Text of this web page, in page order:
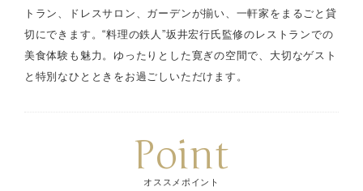
トラン、ドレスサロン、ガーデンが揃い、一軒家をまるごと貸
切にできます。“料理の鉄人”坂井宏行氏監修のレストランでの
美食体験も魅力。ゆったりとした寛ぎの空間で、大切なゲスト
と特別なひとときをお過ごしいただけます。
Point
オススメポイント